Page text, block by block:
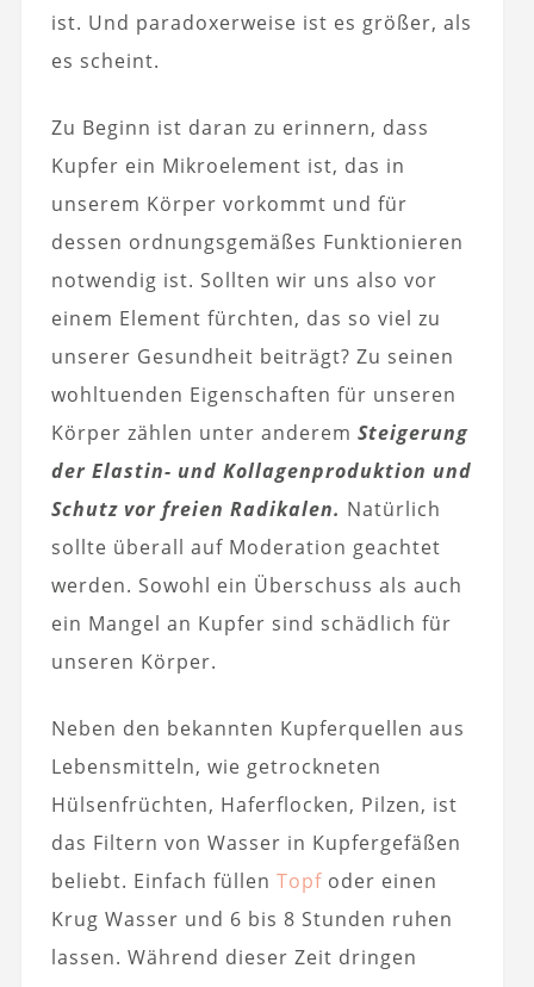
ist. Und paradoxerweise ist es größer, als
es scheint.
Zu Beginn ist daran zu erinnern, dass
Kupfer ein Mikroelement ist, das in
unserem Körper vorkommt und für
dessen ordnungsgemäßes Funktionieren
notwendig ist. Sollten wir uns also vor
einem Element fürchten, das so viel zu
unserer Gesundheit beiträgt? Zu seinen
wohltuenden Eigenschaften für unseren
Körper zählen unter anderem Steigerung
der Elastin- und Kollagenproduktion und
Schutz vor freien Radikalen. Natürlich
sollte überall auf Moderation geachtet
werden. Sowohl ein Überschuss als auch
ein Mangel an Kupfer sind schädlich für
unseren Körper.
Neben den bekannten Kupferquellen aus
Lebensmitteln, wie getrockneten
Hülsenfrüchten, Haferflocken, Pilzen, ist
das Filtern von Wasser in Kupfergefäßen
beliebt. Einfach füllen Topfoder einen
Krug Wasser und 6 bis 8 Stunden ruhen
lassen. Während dieser Zeit dringen